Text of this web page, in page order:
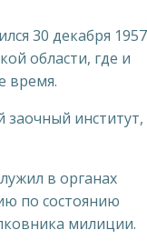
30 декабря 1957
области, где и
время.
институт,
в органах
по состоянию
милиции.